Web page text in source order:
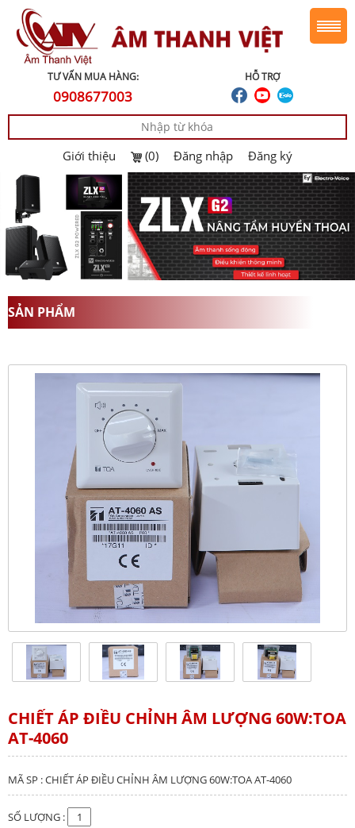
HỖ TRỢ
TƯ VẤN MUA HÀNG:
0908677003
Giới thiệu (0) Đăng nhập Đăng ký
SẢN PHẨM
CHIẾT ÁP ĐIỀU CHỈNH ÂM LƯỢNG 60W:TOA
AT-4060
MÃ SP : CHIẾT ÁP ĐIỀU CHỈNH ÂM LƯỢNG 60W:TOA AT-4060
SỐ LƯỢNG :